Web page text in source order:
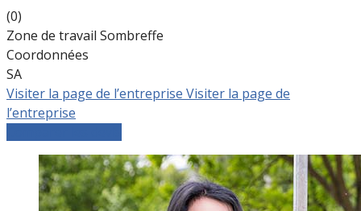
(0)
Zone de travail Sombreffe
Coordonnées
SA
Visiter la page de l’entreprise Visiter la page de
l’entreprise